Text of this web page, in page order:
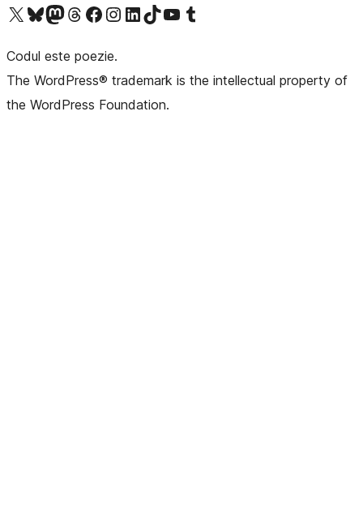
Mergi la contul nostru X (fost Twitter)
Vizitează contul nostru Bluesky
Vizitează contul nostru Mastodon
Vizitează contul nostru Threads
Vizitează pagina noastră Facebook
Vizitează-ne pe Instagram
Vizitează-ne pe LinkedIn
Vizitează contul nostru TikTok
Vizitează canalul nostru YouTube
Vizitează contul nostru Tumblr
Codul este poezie.
The WordPress® trademark is the intellectual property of
the WordPress Foundation.